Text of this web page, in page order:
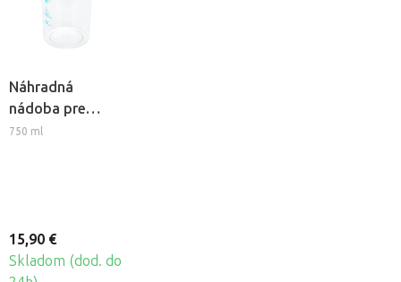
Náhradná
nádoba pre
kozmetický
750 ml
15,90 €
Skladom (dod. do